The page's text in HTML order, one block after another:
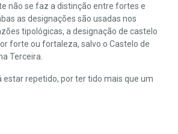
não se faz a distinção entre fortes e
as designações são usadas nos
tipológicas, a designação de castelo
forte ou fortaleza, salvo o Castelo de
Terceira.
repetido, por ter tido mais que um